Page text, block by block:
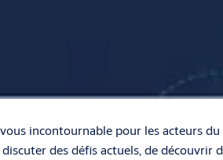
incontournable pour les acteurs
des défis actuels, de